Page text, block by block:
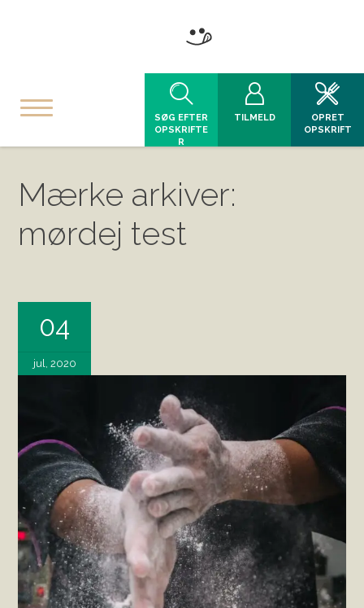
SØG EFTER
OPSKRIFTE
R
TILMELD
OPRET
OPSKRIFT
Mærke arkiver:
mørdej test
04
jul, 2020